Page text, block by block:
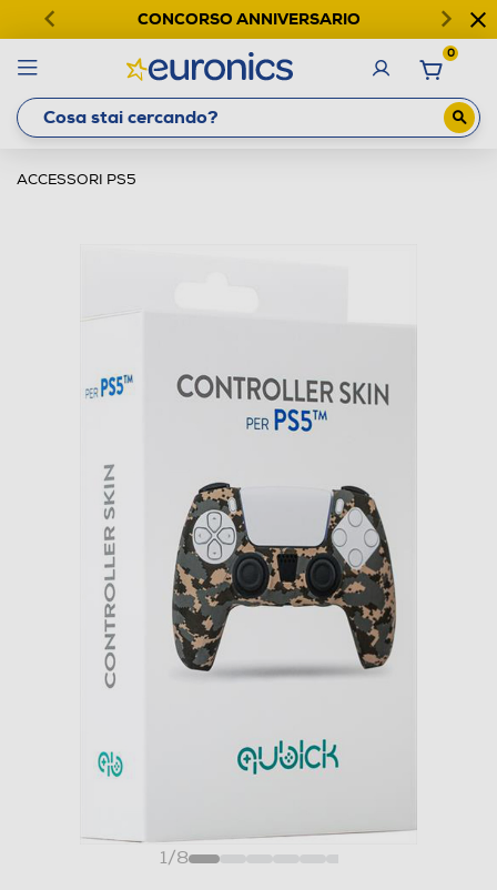
CONCORSO ANNIVERSARIO
0
ACCESSORI PS5
1/8